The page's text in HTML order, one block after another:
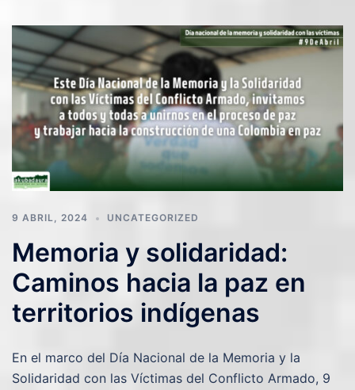
9 ABRIL, 2024 UNCATEGORIZED
Memoria y solidaridad:
Caminos hacia la paz en
territorios indígenas
En el marco del Día Nacional de la Memoria y la
Solidaridad con las Víctimas del Conflicto Armado, 9